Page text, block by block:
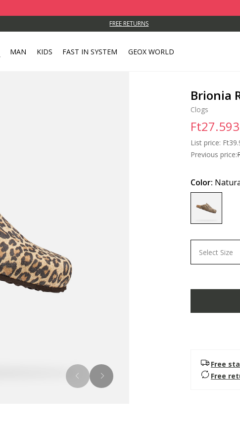
FREE RETURNS
MAN KIDS FAST IN SYSTEM GEOX WORLD
Brionia
Clogs
Previous price:
List price:
Ft27.593
Color:
Select Size
Free
Free